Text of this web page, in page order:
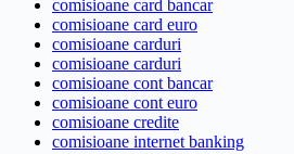
comisioane card bancar
comisioane card euro
comisioane carduri
comisioane carduri
comisioane cont bancar
comisioane cont euro
comisioane credite
comisioane internet banking